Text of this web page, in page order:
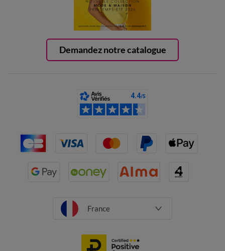
Demandez notre catalogue
France